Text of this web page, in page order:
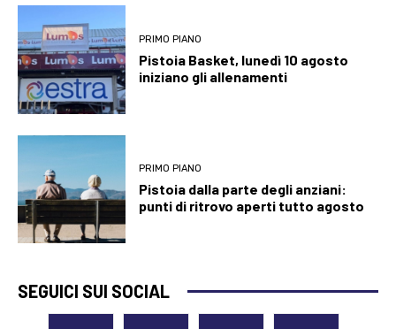
PRIMO PIANO
Pistoia Basket, lunedì 10 agosto
iniziano gli allenamenti
PRIMO PIANO
Pistoia dalla parte degli anziani:
punti di ritrovo aperti tutto agosto
SEGUICI SUI SOCIAL